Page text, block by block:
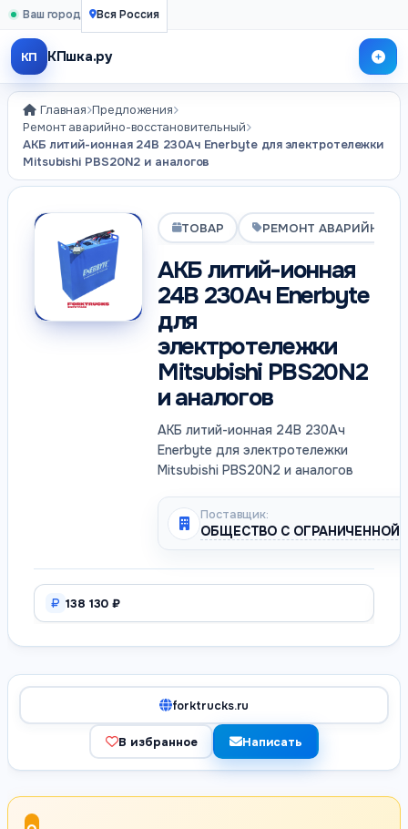
Ваш город Вся Россия
КП КПшка.ру
Главная Предложения
Ремонт аварийно-восстановительный
АКБ литий-ионная 24В 230Ач Enerbyte для электротележки
Mitsubishi PBS20N2 и аналогов
ТОВАР РЕМОНТ АВАРИЙНО-
АКБ литий-ионная
24В 230Ач Enerbyte
для
электротележки
Mitsubishi PBS20N2
и аналогов
АКБ литий-ионная 24В 230Ач
Enerbyte для электротележки
Mitsubishi PBS20N2 и аналогов
Поставщик:
ОБЩЕСТВО С ОГРАНИЧЕННОЙ
138 130 ₽
forktrucks.ru
В избранное Написать